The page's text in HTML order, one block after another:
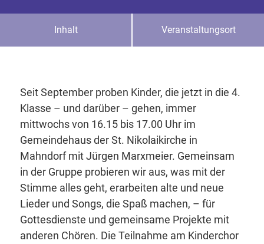
Inhalt Veranstaltungsort
Seit September proben Kinder, die jetzt in die 4.
Klasse – und darüber – gehen, immer
mittwochs von 16.15 bis 17.00 Uhr im
Gemeindehaus der St. Nikolaikirche in
Mahndorf mit Jürgen Marxmeier. Gemeinsam
in der Gruppe probieren wir aus, was mit der
Stimme alles geht, erarbeiten alte und neue
Lieder und Songs, die Spaß machen, – für
Gottesdienste und gemeinsame Projekte mit
anderen Chören. Die Teilnahme am Kinderchor